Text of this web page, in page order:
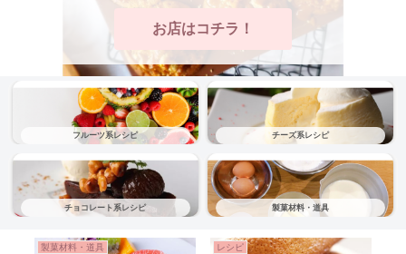
お店はコチラ！
フルーツ系レシピ チーズ系レシピ
チョコレート系レシピ 製菓材料・道具
製菓材料・道具 レシピ